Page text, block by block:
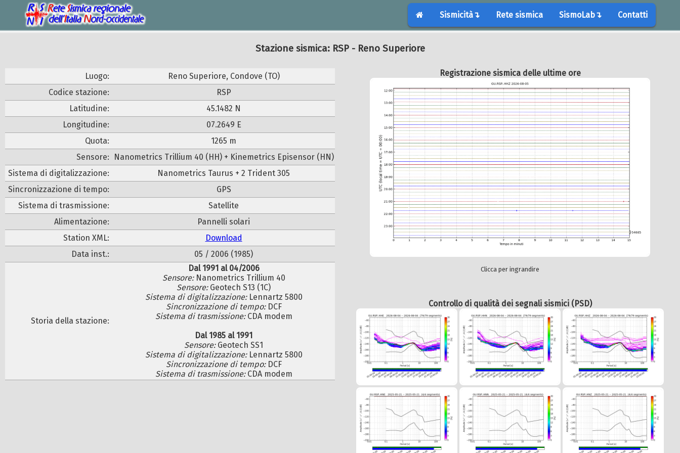
Sismicità↴ Rete sismica SismoLab↴ Contatti
Stazione sismica: RSP - Reno Superiore
Luogo:
Reno Superiore, Condove (TO)
Codice stazione:
RSP
Latitudine:
45.1482 N
Longitudine:
07.2649 E
Quota:
1265 m
Sensore:
Nanometrics Trillium 40 (HH) + Kinemetrics Episensor (HN)
Sistema di digitalizzazione:
Nanometrics Taurus + 2 Trident 305
Sincronizzazione di tempo:
GPS
Sistema di trasmissione:
Satellite
Alimentazione:
Pannelli solari
Station XML:
Download
Data inst.:
05 / 2006 (1985)
Storia della stazione:
Dal 1991 al 04/2006
Sensore: Nanometrics Trillium 40
Sensore: Geotech S13 (1C)
Sistema di digitalizzazione: Lennartz 5800
Sincronizzazione di tempo: DCF
Sistema di trasmissione: CDA modem
Dal 1985 al 1991
Sensore: Geotech SS1
Sistema di digitalizzazione: Lennartz 5800
Sincronizzazione di tempo: DCF
Sistema di trasmissione: CDA modem
Registrazione sismica delle ultime ore
Clicca per ingrandire
Controllo di qualità dei segnali sismici (PSD)